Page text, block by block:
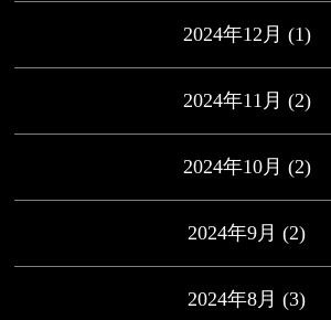
2024年12月 (1)
2024年11月 (2)
2024年10月 (2)
2024年9月 (2)
2024年8月 (3)